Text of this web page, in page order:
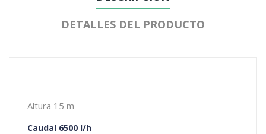
DETALLES DEL PRODUCTO
Altura 15 m
Caudal 6500 l/h